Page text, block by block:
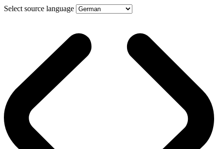
Select source language